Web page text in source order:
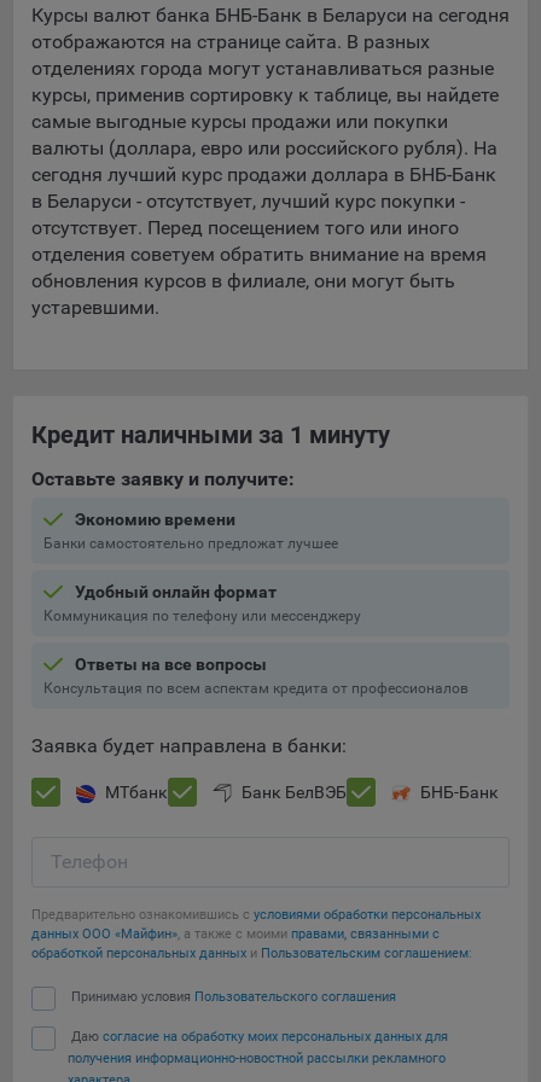
5.4. Создание и предоставление персонализированной
рекламы пользователю.
9.1. Технические (обязательные) файлы cookie, например,
применяемые при регистрации либо входе в систему, или
для оставления отзыва либо комментария. Данные файлы
cookie используются в целях обеспечения корректной
работы сайтов и полноценного использования его
функционала пользователем, не могут быть отключены в
системах. Вместе с тем, пользователь может настроить
браузер, чтобы он блокировал такие файлы сookie или
уведомлял пользователя об их использовании — но в таком
используются для обеспечения работы некоторых
предпочтений пользователя, в том числе имени
повторных прохождений опросов пользователями.
пользователей с сайтом.
9.3. Файлы cookie предпочтений, например, для настройки
выборе пользователя на сайте и его предпочтениях и
настройках для того, чтобы соответствующим образом
настраивать сайт.
собирают информацию о том, как пользователь
улучшения.
сайта Общества посещаются чаще всего, помогают
сайта, а также позволяют оценить эффективность
рекламы. Благодаря этому у Общества есть возможность
Сохранить мои изменения
Сохранить по умолчанию
Курсы валют банка БНБ-Банк в Беларуси на сегодня
отображаются на странице сайта. В разных
отделениях города могут устанавливаться разные
курсы, применив сортировку к таблице, вы найдете
самые выгодные курсы продажи или покупки
валюты (доллара, евро или российского рубля). На
сегодня лучший курс продажи доллара в БНБ-Банк
в Беларуси - отсутствует, лучший курс покупки -
отсутствует. Перед посещением того или иного
отделения советуем обратить внимание на время
обновления курсов в филиале, они могут быть
устаревшими.
Кредит наличными за 1 минуту
Оставьте заявку и получите:
Экономию времени
Банки самостоятельно предложат лучшее
Удобный онлайн формат
Коммуникация по телефону или мессенджеру
Ответы на все вопросы
Консультация по всем аспектам кредита от профессионалов
Заявка будет направлена в банки:
МТбанк Банк БелВЭБ БНБ-Банк
Телефон
Предварительно ознакомившись с условиями обработки персональных
данных ООО «Майфин», а также с моими правами, связанными с
обработкой персональных данных и Пользовательским соглашением:
Принимаю условия Пользовательского соглашения
Даю согласие на обработку моих персональных данных для
получения информационно-новостной рассылки рекламного